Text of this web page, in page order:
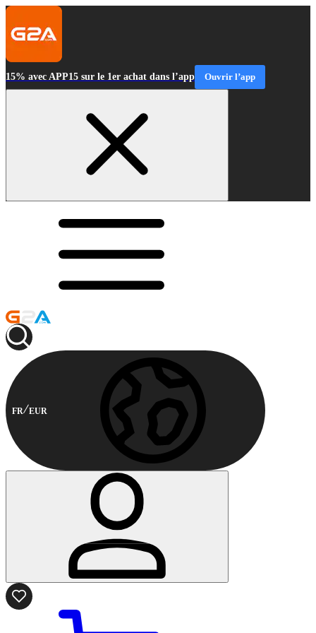
15% avec APP15 sur le 1er achat dans l’app Ouvrir l’app
FR EUR